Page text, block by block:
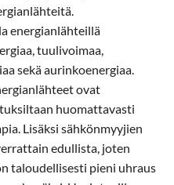
energianlähteillä
tuulivoimaa,
sekä aurinkoenergiaa.
ovat
huomattavasti
Lisäksi sähkönmyyjien
edullista, joten
taloudellisesti pieni uhraus